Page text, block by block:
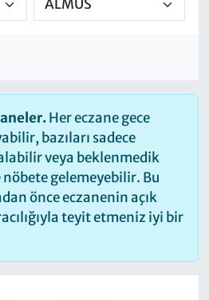
Her eczane gece
bazıları sadece
veya beklenmedik
gelemeyebilir. Bu
önce eczanenin açık
teyit etmeniz iyi bir